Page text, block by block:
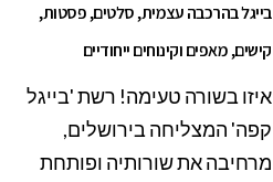
בייגל בהרכבה עצמית, סלטים, פסטות,
קישים, מאפים וקינוחים ייחודיים
איזו בשורה טעימה! רשת 'בייגל
קפה' המצליחה בירושלים,
מרחיבה את שורותיה ופותחת